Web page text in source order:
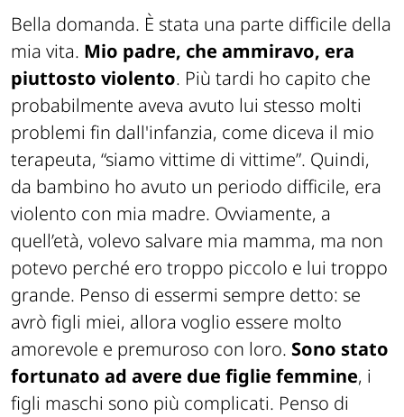
Bella domanda. È stata una parte difficile della
mia vita. Mio padre, che ammiravo, era
piuttosto violento. Più tardi ho capito che
probabilmente aveva avuto lui stesso molti
problemi fin dall'infanzia, come diceva il mio
terapeuta, “siamo vittime di vittime”. Quindi,
da bambino ho avuto un periodo difficile, era
violento con mia madre. Ovviamente, a
quell’età, volevo salvare mia mamma, ma non
potevo perché ero troppo piccolo e lui troppo
grande. Penso di essermi sempre detto: se
avrò figli miei, allora voglio essere molto
amorevole e premuroso con loro. Sono stato
fortunato ad avere due figlie femmine, i
figli maschi sono più complicati. Penso di